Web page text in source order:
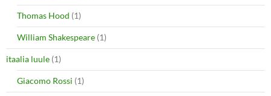
Thomas Hood (1)
William Shakespeare (1)
itaalia luule (1)
Giacomo Rossi (1)